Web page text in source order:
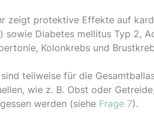
zeigt protektive Effekte auf
sowie Diabetes mellitus Typ 2,
Kolonkrebs und
teilweise für die
wie z. B. Obst oder
werden (siehe Frage 7).